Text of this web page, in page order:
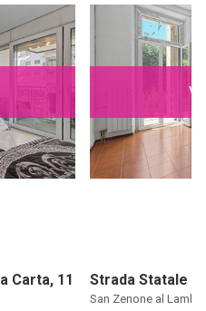
Carta, 11 Strada Statale 9
San Zenone al